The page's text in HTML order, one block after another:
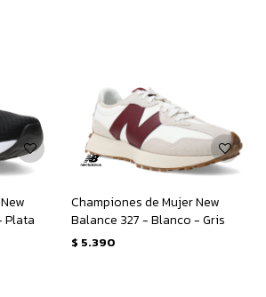
Plata
Championes de Mujer New
Balance 327 - Blanco - Gris
$ 5.390